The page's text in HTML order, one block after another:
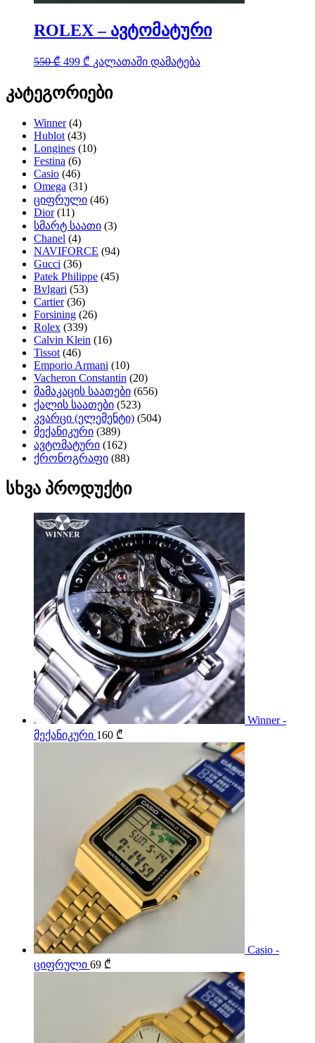
ROLEX – ავტომატური
550₾ Original
was:
550 ₾.
499 ₾ Current
price
is:
499 ₾.
კალათაში დამატება
კატეგორიები
Winner (4)
Hublot (43)
Longines (10)
Festina (6)
Casio (46)
Omega (31)
ციფრული (46)
Dior (11)
სმარტ საათი (3)
Chanel (4)
NAVIFORCE (94)
Gucci (36)
Patek Philippe (45)
Bvlgari (53)
Cartier (36)
Forsining (26)
Rolex (339)
Calvin Klein (16)
Tissot (46)
Emporio Armani (10)
Vacheron Constantin (20)
მამაკაცის საათები (656)
ქალის საათები (523)
კვარცი (ელემენტი) (504)
მექანიკური (389)
ავტომატური (162)
ქრონოგრაფი (88)
სხვა პროდუქტი
Winner -
მექანიკური 160 ₾
Casio -
ციფრული 69 ₾